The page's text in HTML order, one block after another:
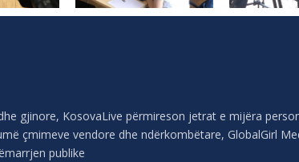
gjinore, KosovaLive përmireson jetrat e mijëra
çmimeve vendore dhe ndërkombëtare, GlobalGirl
publike